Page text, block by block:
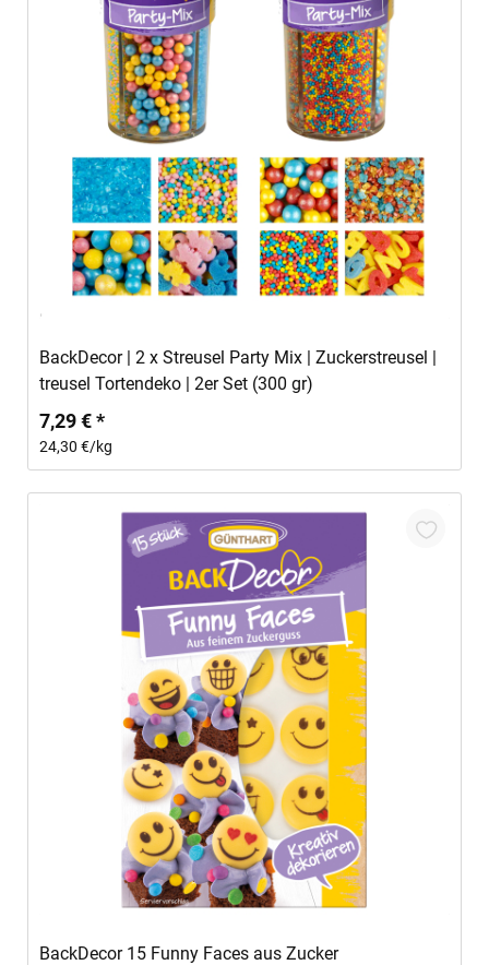
In den Warenkorb
BackDecor | 2 x Streusel Party Mix | Zuckerstreusel |
treusel Tortendeko | 2er Set (300 gr)
7,29 € *
24,30 €/kg
In den Warenkorb
BackDecor 15 Funny Faces aus Zucker